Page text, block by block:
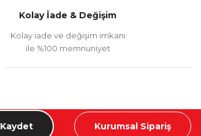
Kolay İade & Değişim
Kolay iade ve değişim imkanı
ile %100 memnuniyet
Kaydet Kurumsal Sipariş